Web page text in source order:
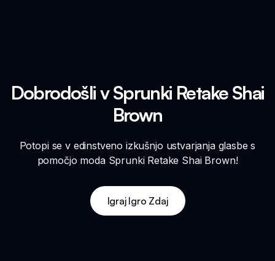
Dobrodošli v Sprunki Retake Shai
Brown
Potopi se v edinstveno izkušnjo ustvarjanja glasbe s
pomočjo moda Sprunki Retake Shai Brown!
Igraj Igro Zdaj